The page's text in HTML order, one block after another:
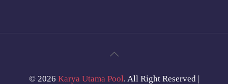
© 2026 Karya Utama Pool. All Right Reserved |